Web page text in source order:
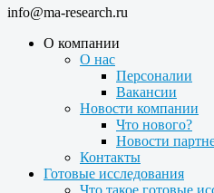
info@ma-research.ru
О компании
О нас
Персоналии
Вакансии
Новости компании
Что нового?
Новости
Контакты
Готовые исследования
Что такое готовые